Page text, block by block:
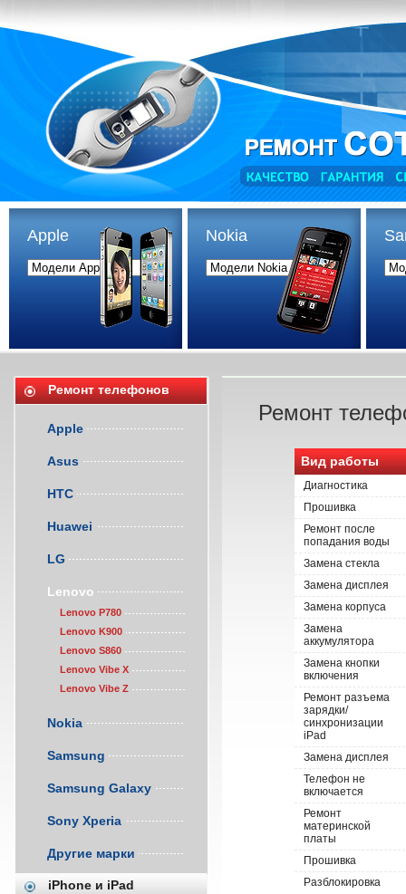
Apple Nokia
Ремонт
Вид работы
Диагностика
Прошивка
Ремонт после
попадания воды
Замена стекла
Замена дисплея
Замена корпуса
Замена
аккумулятора
Замена кнопки
включения
Ремонт разъема
зарядки/
синхронизации
iPad
Замена дисплея
Телефон не
включается
Ремонт
материнской
платы
Прошивка
Разблокировка
Ремонт телефонов
Apple
Asus
HTC
Huawei
LG
Lenovo
Lenovo P780
Lenovo K900
Lenovo S860
Lenovo Vibe X
Lenovo Vibe Z
Nokia
Samsung
Samsung Galaxy
Sony Xperia
Другие марки
iPhone и iPad